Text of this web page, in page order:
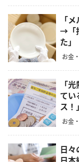
「
→「
た」
お金
「
てい
ス！
お金
日